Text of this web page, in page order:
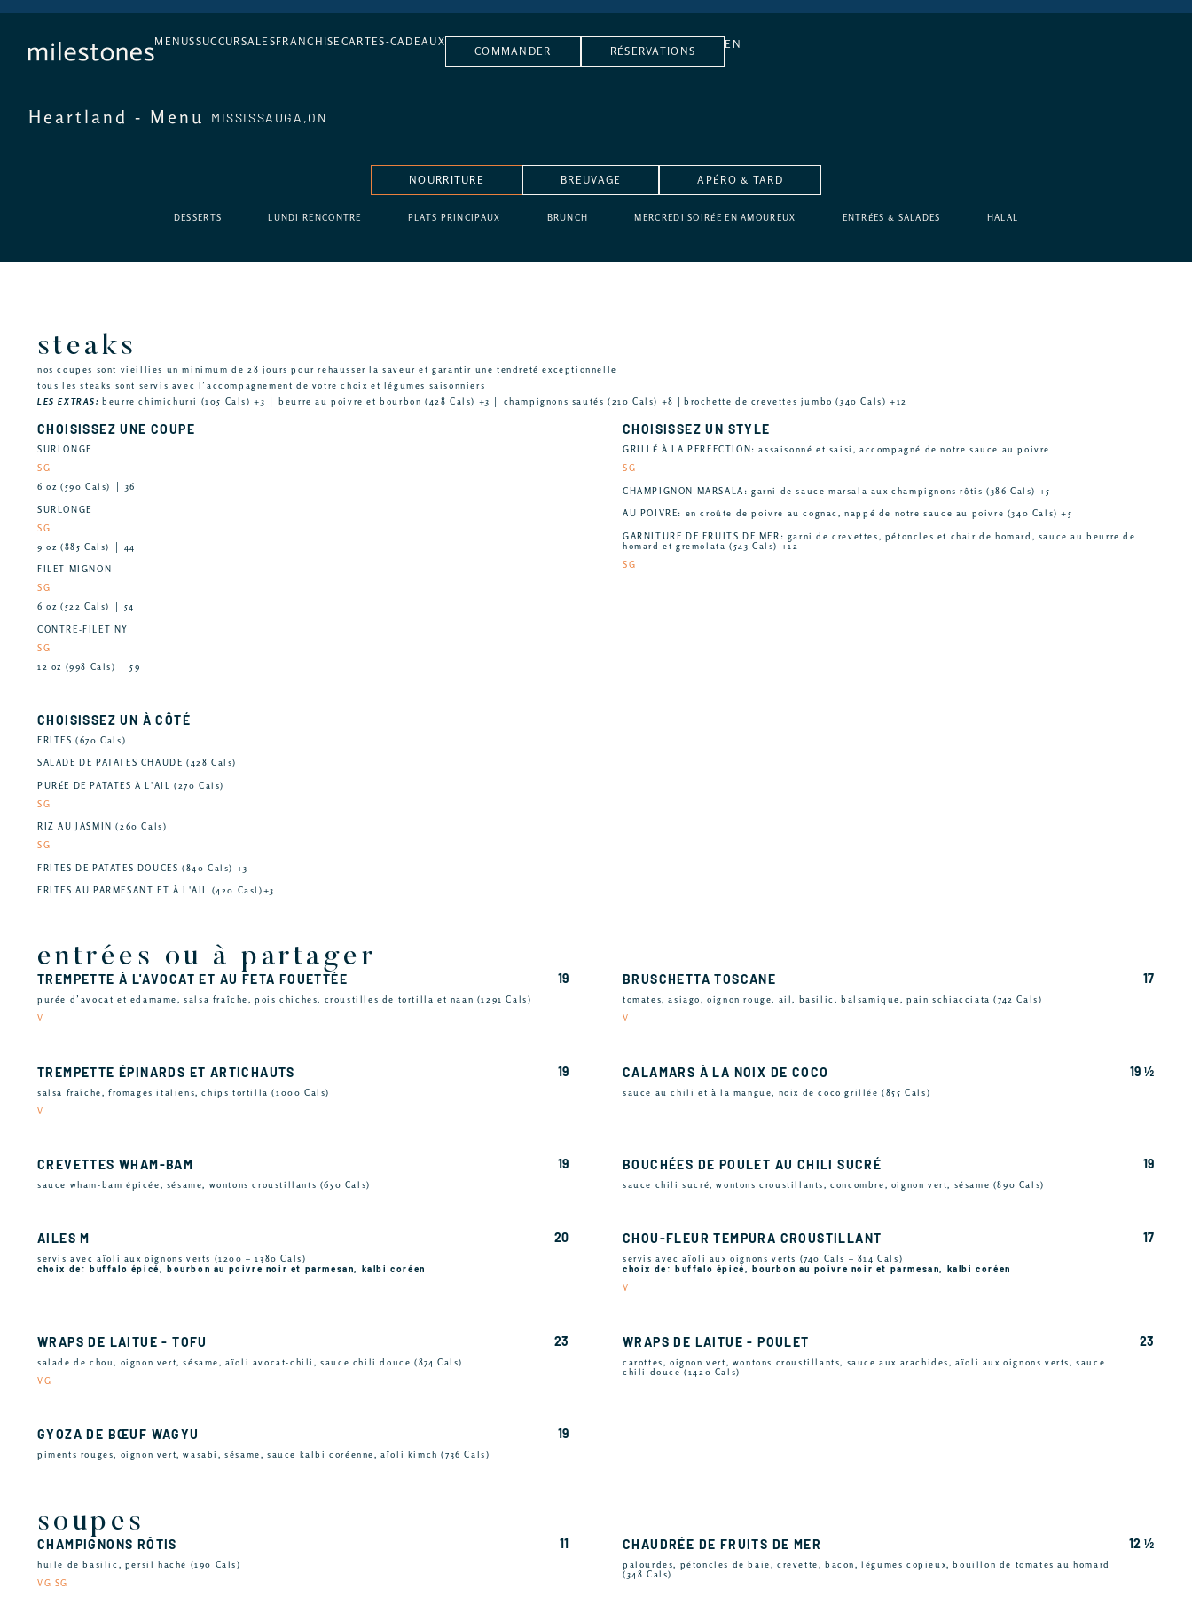
MENUSSUCCURSALES FRANCHISE CARTES-CADEAUX
COMMANDER RÉSERVATIONS
EN
Heartland - Menu MISSISSAUGA,ON
NOURRITURE BREUVAGE APÉRO & TARD
DESSERTS LUNDI RENCONTRE PLATS PRINCIPAUX BRUNCH MERCREDI SOIRÉE EN AMOUREUX ENTRÉES & SALADES HALAL
steaks
nos coupes sont vieillies un minimum de 28 jours pour rehausser la saveur et garantir une tendreté exceptionnelle
tous les steaks sont servis avec l’accompagnement de votre choix et légumes saisonniers
LES EXTRAS:beurre chimichurri (105 Cals) +3 │ beurre au poivre et bourbon (428 Cals) +3 │ champignons sautés (210 Cals) +8 │brochette de crevettes jumbo (340 Cals) +12
CHOISISSEZ UNE COUPE
SURLONGE
SG
6 oz (590 Cals) │ 36
SURLONGE
SG
9 oz (885 Cals) │ 44
FILET MIGNON
SG
6 oz (522 Cals) │ 54
CONTRE-FILET NY
SG
12 oz (998 Cals) │ 59
CHOISISSEZ UN STYLE
GRILLÉ À LA PERFECTION: assaisonné et saisi, accompagné de notre sauce au poivre
SG
CHAMPIGNON MARSALA: garni de sauce marsala aux champignons rôtis (386 Cals) +5
AU POIVRE: en croûte de poivre au cognac, nappé de notre sauce au poivre (340 Cals) +5
GARNITURE DE FRUITS DE MER: garni de crevettes, pétoncles et chair de homard, sauce au beurre de
homard et gremolata (543 Cals) +12
SG
CHOISISSEZ UN À CÔTÉ
FRITES (670 Cals)
SALADE DE PATATES CHAUDE (428 Cals)
PURÉE DE PATATES À L'AIL (270 Cals)
SG
RIZ AU JASMIN (260 Cals)
SG
FRITES DE PATATES DOUCES (840 Cals) +3
FRITES AU PARMESANT ET À L'AIL (420 Casl)+3
entrées ou à partager
TREMPETTE À L'AVOCAT ET AU FETA FOUETTÉE
purée d’avocat et edamame, salsa fraîche, pois chiches, croustilles de tortilla et naan (1291 Cals)
V
19 BRUSCHETTA TOSCANE
tomates, asiago, oignon rouge, ail, basilic, balsamique, pain schiacciata (742 Cals)
V
17
TREMPETTE ÉPINARDS ET ARTICHAUTS
salsa fraîche, fromages italiens, chips tortilla (1000 Cals)
V
19 CALAMARS À LA NOIX DE COCO
sauce au chili et à la mangue, noix de coco grillée (855 Cals)
19 ½
CREVETTES WHAM-BAM
sauce wham-bam épicée, sésame, wontons croustillants (650 Cals)
19 BOUCHÉES DE POULET AU CHILI SUCRÉ
sauce chili sucré, wontons croustillants, concombre, oignon vert, sésame (890 Cals)
19
AILES M
servis avec aïoli aux oignons verts (1200 – 1380 Cals)
choix de: buffalo épicé, bourbon au poivre noir et parmesan, kalbi coréen
20 CHOU-FLEUR TEMPURA CROUSTILLANT
servis avec aïoli aux oignons verts (740 Cals – 814 Cals)
choix de: buffalo épicé, bourbon au poivre noir et parmesan, kalbi coréen
V
17
WRAPS DE LAITUE - TOFU
salade de chou, oignon vert, sésame, aïoli avocat-chili, sauce chili douce (874 Cals)
VG
23 WRAPS DE LAITUE - POULET
carottes, oignon vert, wontons croustillants, sauce aux arachides, aïoli aux oignons verts, sauce
chili douce (1420 Cals)
23
GYOZA DE BŒUF WAGYU
piments rouges, oignon vert, wasabi, sésame, sauce kalbi coréenne, aïoli kimch (736 Cals)
19
soupes
CHAMPIGNONS RÔTIS
huile de basilic, persil haché (190 Cals)
VG SG
11 CHAUDRÉE DE FRUITS DE MER
palourdes, pétoncles de baie, crevette, bacon, légumes copieux, bouillon de tomates au homard
(348 Cals)
12 ½